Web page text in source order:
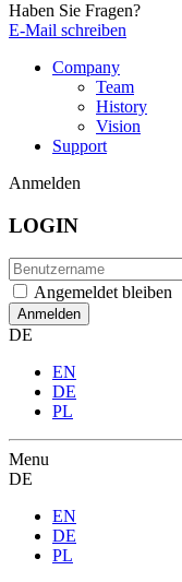
Haben Sie Fragen?
E-Mail schreiben
Company
Team
History
Vision
Support
Anmelden
LOGIN
Angemeldet bleiben
DE
EN
DE
PL
Menu
DE
EN
DE
PL